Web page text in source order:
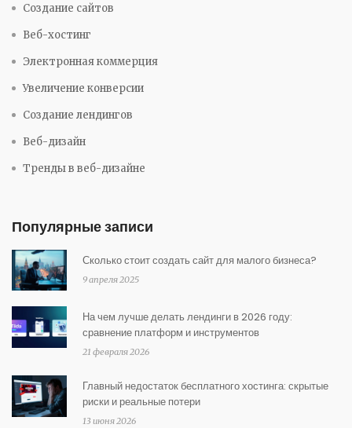
Создание сайтов
Веб-хостинг
Электронная коммерция
Увеличение конверсии
Создание лендингов
Веб-дизайн
Тренды в веб-дизайне
Популярные записи
Сколько стоит создать сайт для малого бизнеса?
9 апреля 2025
На чем лучше делать лендинги в 2026 году:
сравнение платформ и инструментов
21 февраля 2026
Главный недостаток бесплатного хостинга: скрытые
риски и реальные потери
13 июня 2026